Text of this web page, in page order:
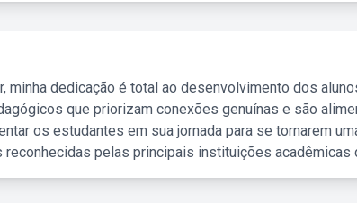
minha dedicação é total ao desenvolvimento dos
que priorizam conexões genuínas e são
os estudantes em sua jornada para se tornarem
reconhecidas pelas principais instituições acadêmicas